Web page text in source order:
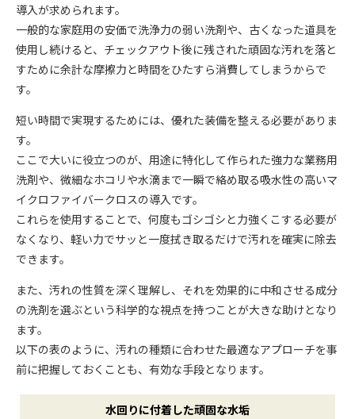
導入が求められます。
一般的な家庭用の安価で洗浄力の弱い洗剤や、古くなった道具を
使用し続けると、チェックアウト後に残された頑固な汚れを落と
すために余計な摩擦力と時間をひたすら消費してしまうからで
す。
短い時間で実現するためには、優れた装備を整える必要がありま
す。
ここで大いに役立つのが、用途に特化して作られた強力な業務用
洗剤や、微細なホコリや水滴まで一瞬で絡め取る吸水性の高いマ
イクロファイバークロスの導入です。
これらを使用することで、何度もゴシゴシと力強くこする必要が
なくなり、軽い力でサッと一度拭き取るだけで汚れを確実に除去
できます。
また、汚れの性質を深く理解し、それを効果的に中和させる成分
の洗剤を選ぶという科学的な視点を持つことが大きな助けとなり
ます。
以下の表のように、汚れの種類に合わせた最適なアプローチを事
前に把握しておくことも、有効な手段となります。
水回りに付着した頑固な水垢